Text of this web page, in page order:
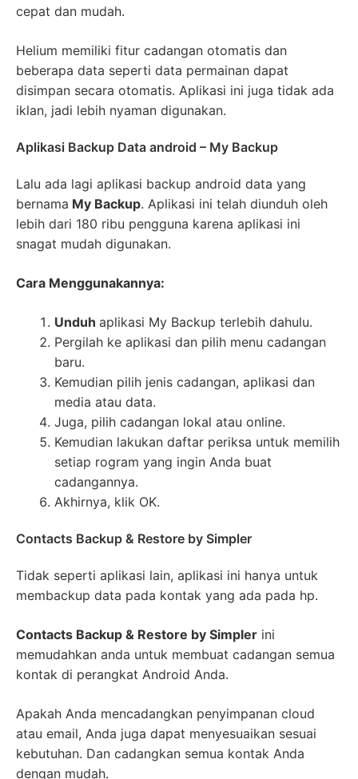
cepat dan mudah.
Helium memiliki fitur cadangan otomatis dan
beberapa data seperti data permainan dapat
disimpan secara otomatis. Aplikasi ini juga tidak ada
iklan, jadi lebih nyaman digunakan.
Aplikasi Backup Data android – My Backup
Lalu ada lagi aplikasi backup android data yang
bernama My Backup. Aplikasi ini telah diunduh oleh
lebih dari 180 ribu pengguna karena aplikasi ini
snagat mudah digunakan.
Cara Menggunakannya:
Unduh aplikasi My Backup terlebih dahulu.
Pergilah ke aplikasi dan pilih menu cadangan
baru.
Kemudian pilih jenis cadangan, aplikasi dan
media atau data.
Juga, pilih cadangan lokal atau online.
Kemudian lakukan daftar periksa untuk memilih
setiap rogram yang ingin Anda buat
cadangannya.
Akhirnya, klik OK.
Contacts Backup & Restore by Simpler
Tidak seperti aplikasi lain, aplikasi ini hanya untuk
membackup data pada kontak yang ada pada hp.
Contacts Backup & Restore by Simpler ini
memudahkan anda untuk membuat cadangan semua
kontak di perangkat Android Anda.
Apakah Anda mencadangkan penyimpanan cloud
atau email, Anda juga dapat menyesuaikan sesuai
kebutuhan. Dan cadangkan semua kontak Anda
dengan mudah.